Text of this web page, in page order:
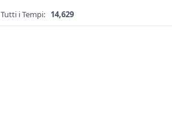
Tutti i Tempi: 14,629